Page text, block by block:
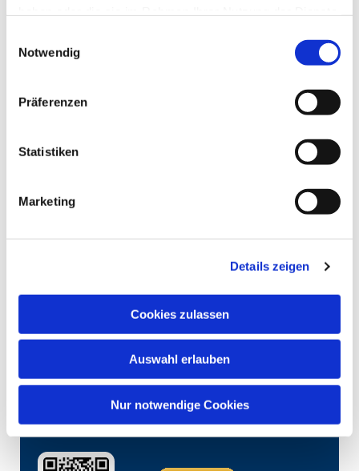
Notwendig
Präferenzen
Statistiken
Marketing
Details zeigen
Cookies zulassen
Auswahl erlauben
Nur notwendige Cookies